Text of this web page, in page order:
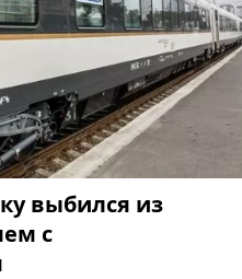
выбился из
с